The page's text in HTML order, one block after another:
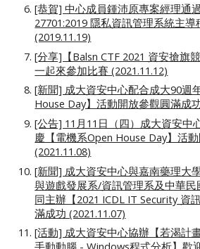
[恭賀] 中心成員鍾沛原專案經理通
27701:2019 隱私資訊管理系統主導
(2019.11.19)
[分享]【Balsn CTF 2021 資安搶旗
一起來參加比賽 (2021.11.12)
[新聞] 成大資安中心配合成大90週
House Day】活動開放參觀圓滿成
[公告] 11月11日（四）成大資安中
慶【電機系Open House Day】活
(2021.11.08)
[新聞] 成大資安中心與嘉南藥理大
與遊戲發展系/資訊管理系及中華
同主辦【2021 ICDL IT Security 資
滿成功 (2021.11.07)
[活動] 成大資安中心協辦【若渴計